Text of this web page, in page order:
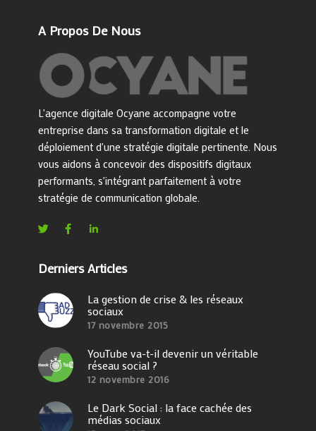
A Propos De Nous
L'agence digitale Ocyane accompagne votre
entreprise dans sa transformation digitale et le
déploiement d'une stratégie digitale pertinente. Nous
vous aidons à concevoir des dispositifs digitaux
performants, s'intégrant parfaitement à votre
stratégie de communication globale.
Derniers Articles
La gestion de crise & les réseaux
sociaux
17 novembre 2015
YouTube va-t-il devenir un véritable
réseau social ?
12 novembre 2016
Le Dark Social : la face cachée des
médias sociaux